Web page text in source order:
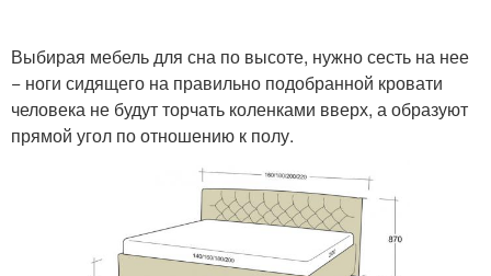
Выбирая мебель для сна по высоте, нужно сесть на нее
− ноги сидящего на правильно подобранной кровати
человека не будут торчать коленками вверх, а образуют
прямой угол по отношению к полу.